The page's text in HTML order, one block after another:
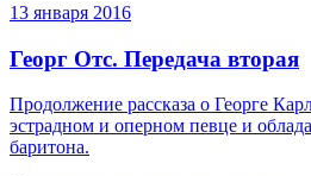
13 января 2016
Георг Отс. Передача вторая
Продолжение рассказа о Георге
эстрадном и оперном певце и
баритона.